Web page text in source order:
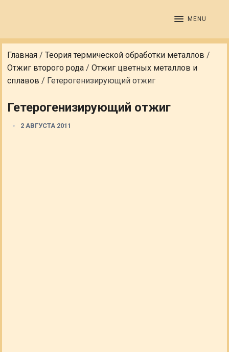
MENU
Главная /Теория термической обработки металлов /
Отжиг второго рода /Отжиг цветных металлов и
сплавов / Гетерогенизирующий отжиг
Гетерогенизирующий отжиг
2 АВГУСТА 2011